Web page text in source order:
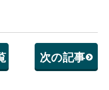
次の記事